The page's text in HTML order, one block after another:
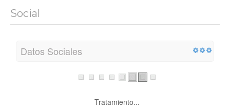
Social
Datos Sociales
Tratamiento...